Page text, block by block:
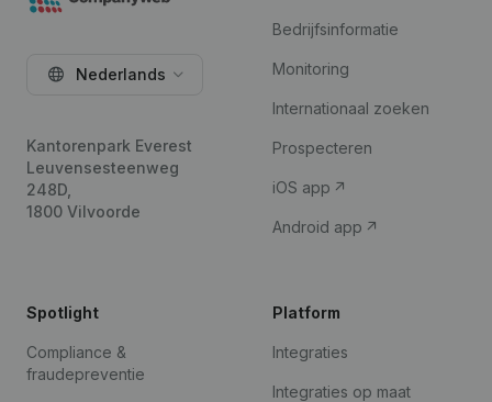
Nederlands
Kantorenpark Everest
Leuvensesteenweg
248D,
1800 Vilvoorde
Bedrijfsinformatie
Monitoring
Internationaal zoeken
Prospecteren
iOS app
Android app
Spotlight
Compliance &
fraudepreventie
Platform
Integraties
Integraties op maat